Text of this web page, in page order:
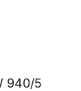
940/5